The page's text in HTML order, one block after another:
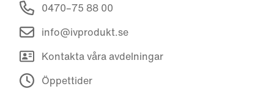
0470–75 88 00
info@ivprodukt.se
Kontakta våra avdelningar
Öppettider